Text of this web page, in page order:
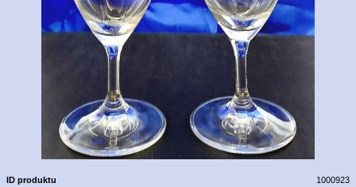
ID produktu
1000923